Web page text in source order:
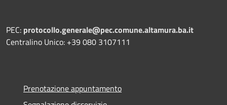
PEC: protocollo.generale@pec.comune.altamura.ba.it
Centralino Unico: +39 080 3107111
Prenotazione appuntamento